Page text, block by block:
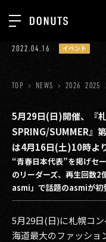
TOP
ABOUT
SERVICES
GROUP
RECRUIT
CONTACT
2022.04.16 イベント
TOP NEWS 2026 2025
5月29日(日)開催、『
SPRING/SUMMER』
は4月16日(土)10時よ
“青春日本代表”を掲げセ
のリーダーズ、再生回数
asmi」で話題のasmiが初
5月29日(日)に札幌コ
海道最大のファッショ